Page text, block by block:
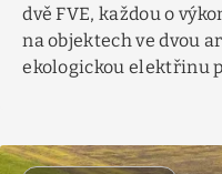
dvě FVE, každou o
na objektech ve dvou
ekologickou elektřinu